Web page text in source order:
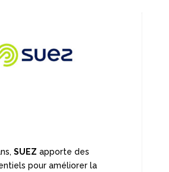
SUEZ apporte des
pour améliorer la